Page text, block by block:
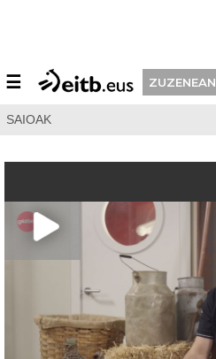
☰ ZUZENEAN
SAIOAK